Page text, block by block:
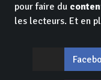
pour faire du
les lecteurs. Et en